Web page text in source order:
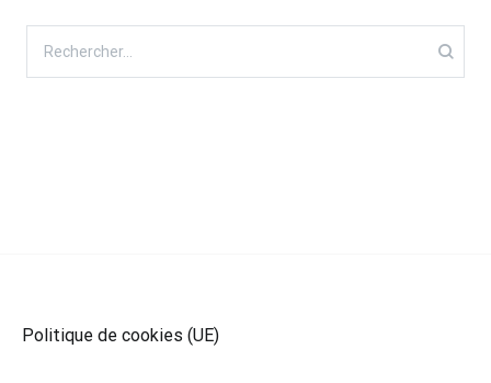
Politique de cookies (UE)